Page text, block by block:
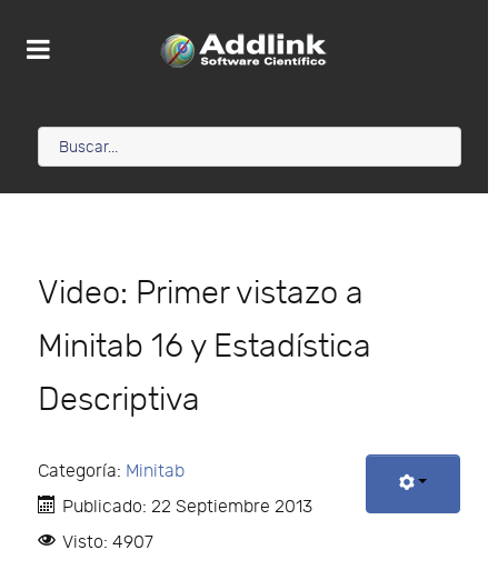
Video: Primer vistazo a
Minitab 16 y Estadística
Descriptiva
Categoría: Minitab
Publicado: 22 Septiembre 2013
Visto: 4907